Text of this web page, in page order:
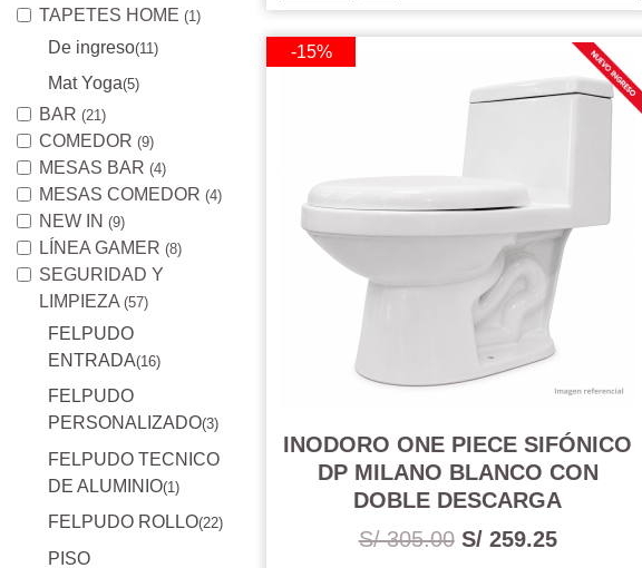
TAPETES HOME (1)
De ingreso(11)
Mat Yoga(5)
BAR (21)
COMEDOR (9)
MESAS BAR (4)
MESAS COMEDOR (4)
NEW IN (9)
LÍNEA GAMER (8)
SEGURIDAD Y
LIMPIEZA (57)
FELPUDO
ENTRADA(16)
FELPUDO
PERSONALIZADO(3)
FELPUDO TECNICO
DE ALUMINIO(1)
FELPUDO ROLLO(22)
PISO
-15%
INODORO ONE PIECE SIFÓNICO
DP MILANO BLANCO CON
DOBLE DESCARGA
S/ 305.00 S/ 259.25